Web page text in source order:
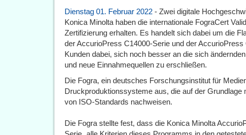
Dienstag 01. Februar 2022 - Zwei digitale
Konica Minolta haben die internationale FograCert
Zertifizierung erhalten. Es handelt sich dabei um die
der AccurioPress C14000-Serie und der
Kunden dabei, sich noch besser an die sich
und neue Einnahmequellen zu erschließen.
Die Fogra, ein deutsches Forschungsinstitut für
Druckproduktionssysteme aus, die auf der Grundlage
von ISO-Standards nachweisen.
Die Fogra stellte fest, dass die Konica Minolta